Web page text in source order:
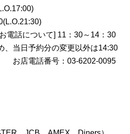
電話について] 11：30～14：30
、当日予約分の変更以外は14:30
お店電話番号：03-6202-0095